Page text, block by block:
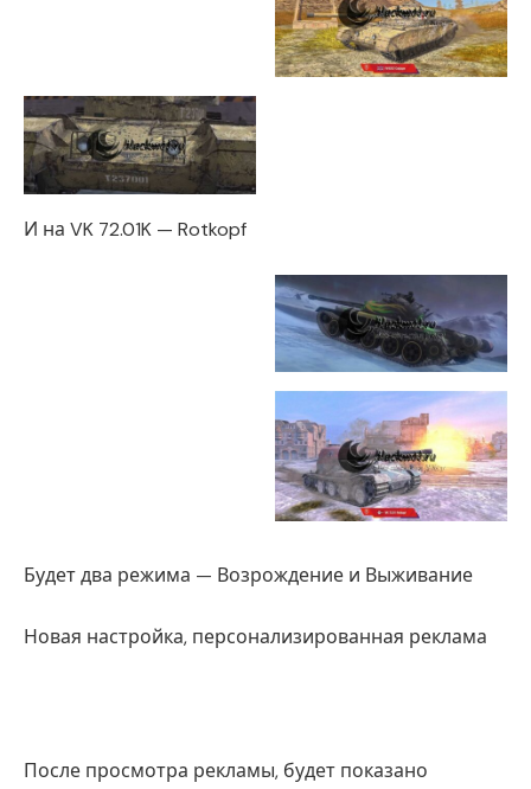
И на VK 72.01K — Rotkopf
Будет два режима — Возрождение и Выживание
Новая настройка, персонализированная реклама
После просмотра рекламы, будет показано